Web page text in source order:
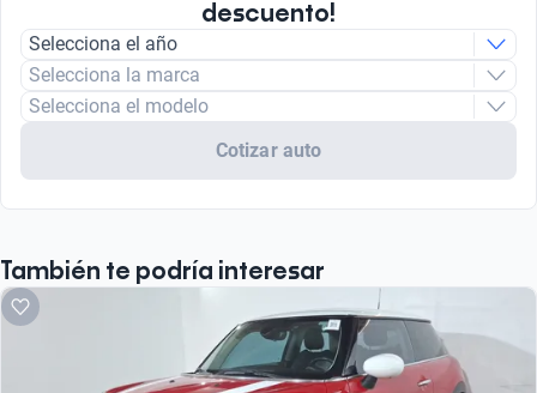
descuento!
Selecciona el año
Selecciona la marca
Selecciona el modelo
Cotizar auto
También te podría interesar